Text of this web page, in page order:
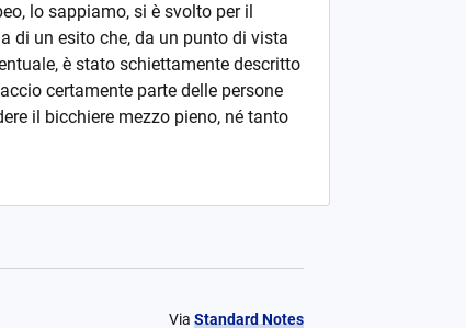
lo sappiamo, si è svolto per il
di un esito che, da un punto di vista
è stato schiettamente descritto
certamente parte delle persone
il bicchiere mezzo pieno, né tanto
Via Standard Notes